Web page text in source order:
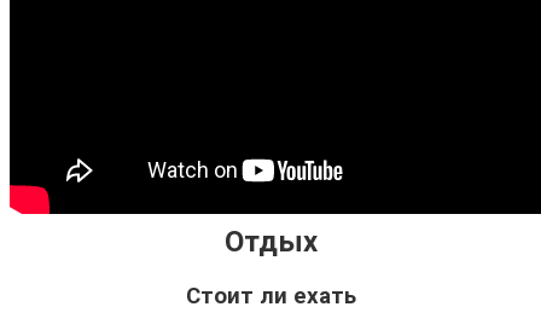
Отдых
Стоит ли ехать